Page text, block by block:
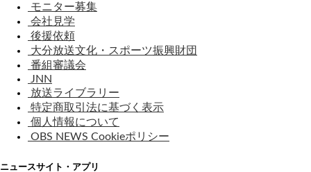
モニター募集
会社見学
後援依頼
大分放送文化・スポーツ振興財団
番組審議会
JNN
放送ライブラリー
特定商取引法に基づく表示
個人情報について
OBS NEWS Cookieポリシー
ニュースサイト・アプリ